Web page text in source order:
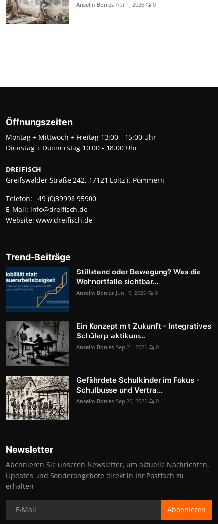
Anselm Bonies Apr 1, 2026 0
Öffnungszeiten
Montag + Mittwoch + Freitag 13:00 - 15:00 Uhr
Dienstag + Donnerstag 10:00 - 18:00 Uhr
DREIFISCH
Greifswalder Straße 242, 17121 Loitz i. Pommern
Telefon: +49 (0)39998 95900
E-Mail: info@dreifisch.de
Website: www.dreifisch.de
Trend-Beiträge
Stillstand oder Bewegung? Was die
Wohnortfalle sichtbar...
Anselm Bonies Jun 19, 2026 0
Ein Konzept mit Zukunft - Integratives
Schülerpraktikum...
Anselm Bonies Sep 21, 2025 0
Gefährdete Schulkinder im Fokus -
Schulbusse und Vertra...
Anselm Bonies Sep 26, 2025 0
Newsletter
Abonnieren Sie unseren Newsletter, um aktuelle Nachrichten,
Updates und Sonderangebote direkt in Ihr Postfach zu
erhalten
Abonnieren